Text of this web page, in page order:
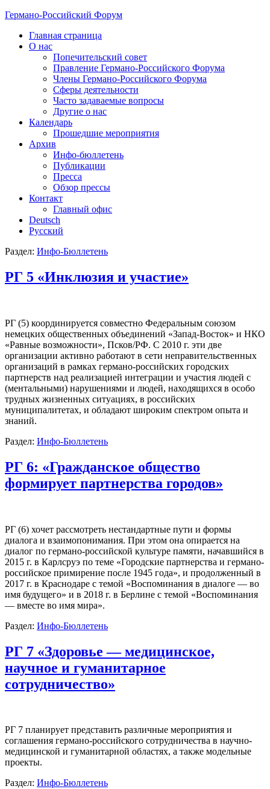
Германо-Российский Форум
Главная страница
О нас
Попечительский совет
Правление Германо-Российского Форума
Члены Германо-Российского Форума
Сферы деятельности
Часто задаваемые вопросы
Другие о нас
Календарь
Прошедшие мероприятия
Архив
Инфо-бюллетень
Публикации
Пресса
Обзор прессы
Контакт
Главный офис
Deutsch
Русский
Раздел: Инфо-Бюллетень
РГ 5 «Инклюзия и участие»
РГ (5) координируется совместно Федеральным союзом
немецких общественных объединений «Запад-Восток» и НКО
«Равные возможности», Псков/РФ. С 2010 г. эти две
организации активно работают в сети неправительственных
организаций в рамках германо-российских городских
партнерств над реализацией интеграции и участия людей с
(ментальными) нарушениями и людей, находящихся в особо
трудных жизненных ситуациях, в российских
муниципалитетах, и обладают широким спектром опыта и
знаний.
Раздел: Инфо-Бюллетень
РГ 6: «Гражданское общество
формирует партнерства городов»
РГ (6) хочет рассмотреть нестандартные пути и формы
диалога и взаимопонимания. При этом она опирается на
диалог по германо-российской культуре памяти, начавшийся в
2015 г. в Карлсруэ по теме «Городские партнерства и германо-
российское примирение после 1945 года», и продолженный в
2017 г. в Краснодаре с темой «Воспоминания в диалоге — во
имя будущего» и в 2018 г. в Берлине с темой «Воспоминания
— вместе во имя мира».
Раздел: Инфо-Бюллетень
РГ 7 «Здоровье — медицинское,
научное и гуманитарное
сотрудничество»
РГ 7 планирует представить различные мероприятия и
соглашения германо-российского сотрудничества в научно-
медицинской и гуманитарной областях, а также модельные
проекты.
Раздел: Инфо-Бюллетень